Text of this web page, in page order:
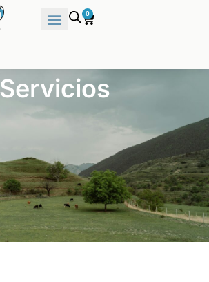
0
Servicios